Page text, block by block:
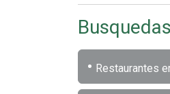
• Restaurantes